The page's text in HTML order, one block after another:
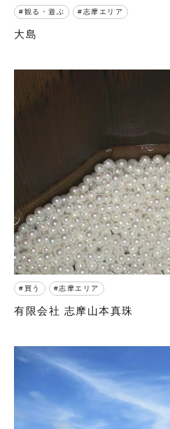
観る・遊ぶ 志摩エリア
大島
買う 志摩エリア
有限会社 志摩山本真珠